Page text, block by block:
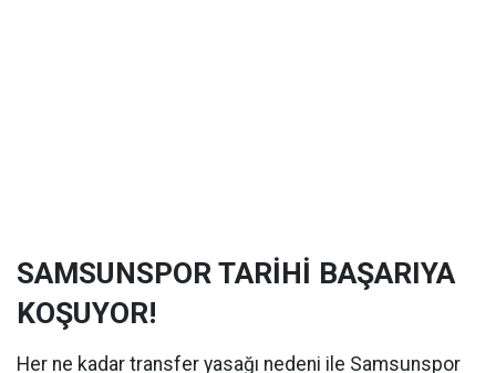
SAMSUNSPOR TARİHİ BAŞARIYA
KOŞUYOR!
Her ne kadar transfer yasağı nedeni ile Samsunspor